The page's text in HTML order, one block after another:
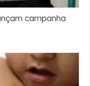
campanha